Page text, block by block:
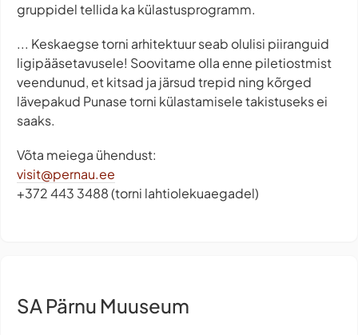
gruppidel tellida ka külastusprogramm.
... Keskaegse torni arhitektuur seab olulisi piiranguid
ligipääsetavusele! Soovitame olla enne piletiostmist
veendunud, et kitsad ja järsud trepid ning kõrged
lävepakud Punase torni külastamisele takistuseks ei
saaks.
Võta meiega ühendust:
visit@pernau.ee
+372 443 3488 (torni lahtiolekuaegadel)
SA Pärnu Muuseum